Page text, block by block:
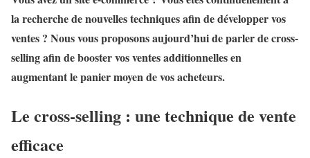
la recherche de nouvelles techniques afin de développer vos
ventes ? Nous vous proposons aujourd’hui de parler de cross-
selling afin de booster vos ventes additionnelles en
augmentant le panier moyen de vos acheteurs.
Le cross-selling : une technique de vente
efficace